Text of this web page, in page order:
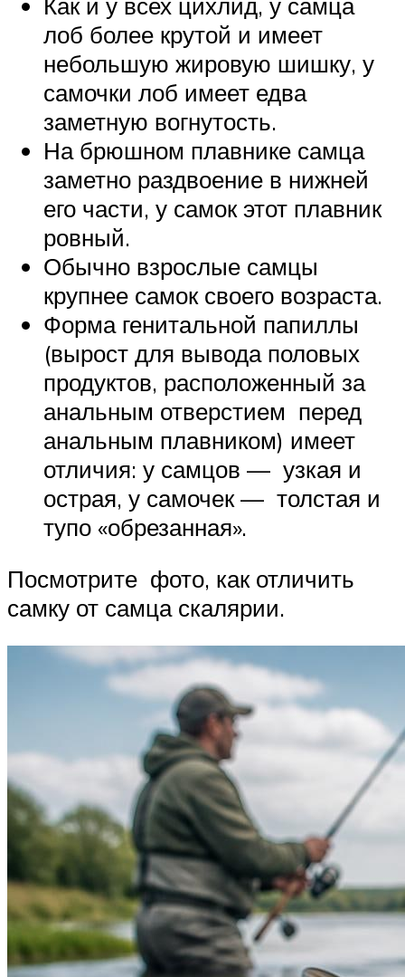
лоб более крутой и имеет
небольшую жировую шишку, у
самочки лоб имеет едва
заметную вогнутость.
На брюшном плавнике самца
заметно раздвоение в нижней
его части, у самок этот плавник
ровный.
Обычно взрослые самцы
крупнее самок своего возраста.
Форма генитальной папиллы
(вырост для вывода половых
продуктов, расположенный за
анальным отверстием перед
анальным плавником) имеет
отличия: у самцов — узкая и
острая, у самочек — толстая и
тупо «обрезанная».
Посмотрите фото, как отличить
самку от самца скалярии.